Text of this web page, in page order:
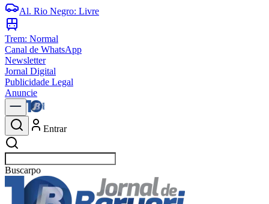
Al. Rio Negro: Livre
Trem: Normal
Canal de WhatsApp
Newsletter
Jornal Digital
Publicidade Legal
Anuncie
Entrar
Buscarnotícias